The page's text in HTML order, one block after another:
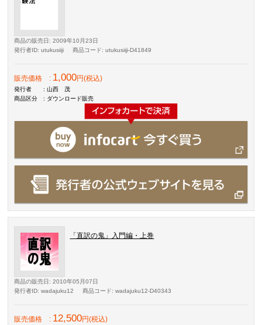
商品の販売日 : 2009年10月23日
発行者ID: utukusiiji 商品コード: utukusiiji-D41849
販売価格 : 1,000円(税込)
発行者
: 山西 茂
商品区分
: ダウンロード販売
「直訳の鬼」入門編・上巻
商品の販売日 : 2010年05月07日
発行者ID: wadajuku12 商品コード: wadajuku12-D40343
販売価格 : 12,500円(税込)